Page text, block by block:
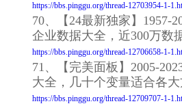
https://bbs.pinggu.org/thread-12703954-1-
70、【24最新独家】1957-
企业数据大全，近300万数
https://bbs.pinggu.org/thread-12706658-1-
71、【完美面板】2005-
大全，几十个变量适合各大
https://bbs.pinggu.org/thread-12709707-1-